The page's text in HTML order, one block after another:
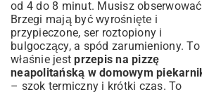
od 4 do 8 minut. Musisz
Brzegi mają być wyrośnięte i
przypieczone, ser roztopiony i
bulgoczący, a spód zarumieniony. To
właśnie jestprzepis na pizzę
neapolitańską w domowym
– szok termiczny i krótki czas. To